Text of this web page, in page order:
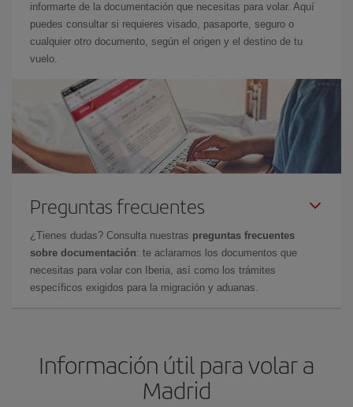
informarte de la documentación que necesitas para volar. Aquí
puedes consultar si requieres visado, pasaporte, seguro o
cualquier otro documento, según el origen y el destino de tu
vuelo.
Preguntas frecuentes
¿Tienes dudas? Consulta nuestras preguntas frecuentes
sobre documentación: te aclaramos los documentos que
necesitas para volar con Iberia, así como los trámites
específicos exigidos para la migración y aduanas.
Información útil para volar a
Madrid